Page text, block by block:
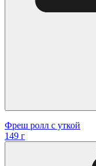
Фреш ролл с уткой
149 г